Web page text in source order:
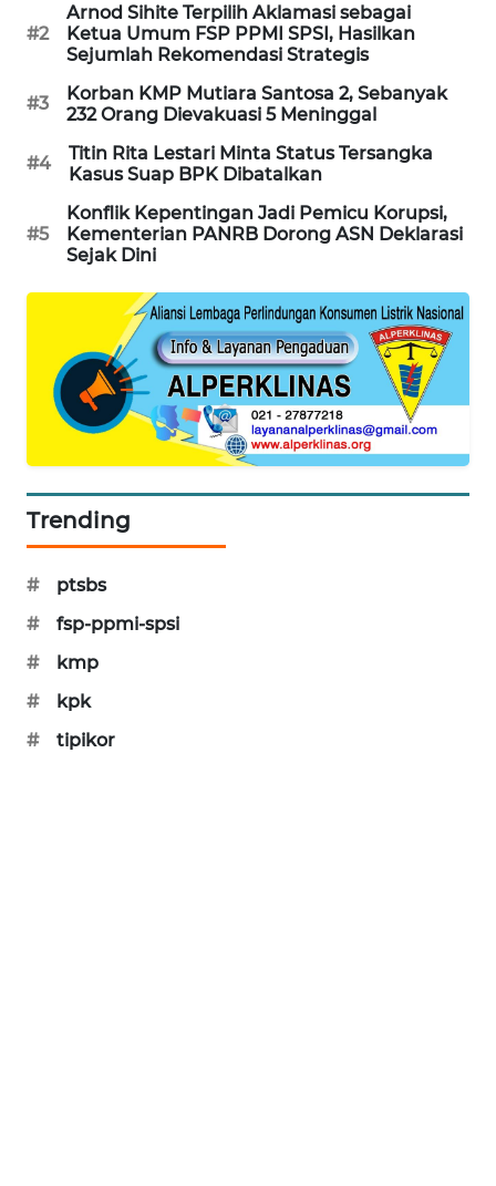
#2
Arnod Sihite Terpilih Aklamasi sebagai
Ketua Umum FSP PPMI SPSI, Hasilkan
Sejumlah Rekomendasi Strategis
#3
Korban KMP Mutiara Santosa 2, Sebanyak
232 Orang Dievakuasi 5 Meninggal
#4
Titin Rita Lestari Minta Status Tersangka
Kasus Suap BPK Dibatalkan
#5
Konflik Kepentingan Jadi Pemicu Korupsi,
Kementerian PANRB Dorong ASN Deklarasi
Sejak Dini
Trending
#
ptsbs
#
fsp-ppmi-spsi
#
kmp
#
kpk
#
tipikor
WAHANA
HEALTH
WAHANA
DESA
WISATA
Wahana
Network
KELISTRIKAN
ID
MAWAKA
ID